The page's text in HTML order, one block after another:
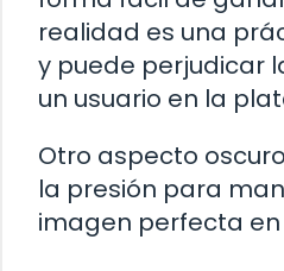
realidad es una
y puede perjudicar
un usuario en la
Otro aspecto
la presión para
imagen perfecta